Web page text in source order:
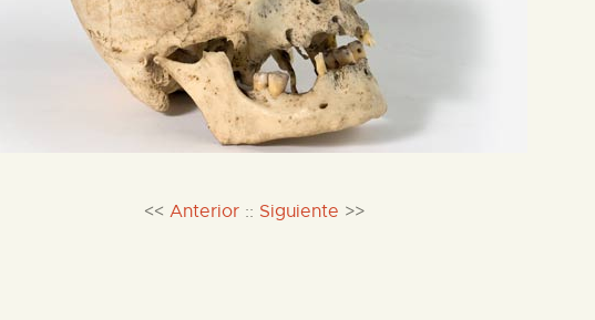
<< Anterior:: Siguiente >>